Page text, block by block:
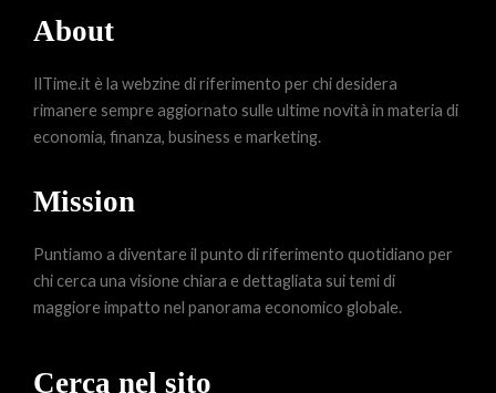
About
IlTime.it è la webzine di riferimento per chi desidera
rimanere sempre aggiornato sulle ultime novità in materia di
economia, finanza, business e marketing.
Mission
Puntiamo a diventare il punto di riferimento quotidiano per
chi cerca una visione chiara e dettagliata sui temi di
maggiore impatto nel panorama economico globale.
Cerca nel sito